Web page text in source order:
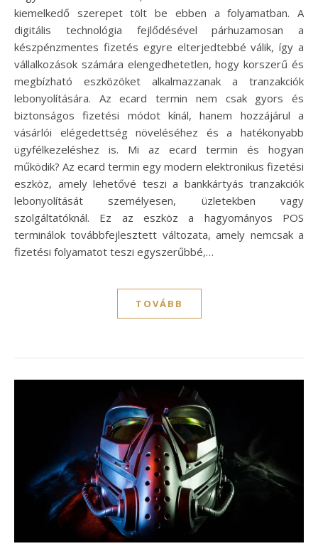
kiemelkedő szerepet tölt be ebben a folyamatban. A
digitális technológia fejlődésével párhuzamosan a
készpénzmentes fizetés egyre elterjedtebbé válik, így a
vállalkozások számára elengedhetetlen, hogy korszerű és
megbízható eszközöket alkalmazzanak a tranzakciók
lebonyolítására. Az ecard termin nem csak gyors és
biztonságos fizetési módot kínál, hanem hozzájárul a
vásárlói elégedettség növeléséhez és a hatékonyabb
ügyfélkezeléshez is. Mi az ecard termin és hogyan
működik? Az ecard termin egy modern elektronikus fizetési
eszköz, amely lehetővé teszi a bankkártyás tranzakciók
lebonyolítását személyesen, üzletekben vagy
szolgáltatóknál. Ez az eszköz a hagyományos POS
terminálok továbbfejlesztett változata, amely nemcsak a
fizetési folyamatot teszi egyszerűbbé,…
TOVÁBB